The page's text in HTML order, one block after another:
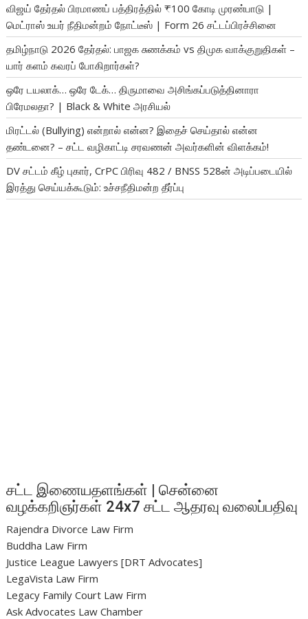
விஜய் தேர்தல் பிரமாணப் பத்திரத்தில் ₹100 கோடி முரண்பாடு |
மெட்ராஸ் உயர் நீதிமன்றம் நோட்டீஸ் | Form 26 சட்டப்பிரச்சினை
தமிழ்நாடு 2026 தேர்தல்: பாஜக சுணக்கம் vs திமுக வாக்குறுதிகள் –
யார் களம் கவரப் போகிறார்கள்?
ஒரே டயலாக்… ஒரே டேக்… திருமாவை அசிங்கப்படுத்தினாரா
பிரேமலதா? | Black & White அரசியல்
மிரட்டல் (Bullying) என்றால் என்ன? இதைச் செய்தால் என்ன
தண்டனை? – சட்ட வழிகாட்டி சரவணன் அவர்களின் விளக்கம்!
DV சட்டம் கீழ் புகார், CrPC பிரிவு 482 / BNSS 528ன் அடிப்படையில்
இரத்து செய்யக்கூடும்: உச்சநீதிமன்ற தீர்ப்பு
சட்ட இணையதளங்கள் | சென்னை
வழக்கறிஞர்கள் 24x7 சட்ட ஆதரவு வலைப்பதிவு
Rajendra Divorce Law Firm
Buddha Law Firm
Justice League Lawyers [DRT Advocates]
LegaVista Law Firm
Legacy Family Court Law Firm
Ask Advocates Law Chamber